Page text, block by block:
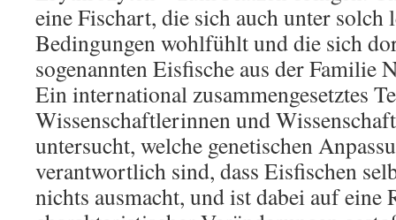
eine Fischart, die sich auch unter solch
Bedingungen wohlfühlt und die sich
sogenannten Eisfische aus der Familie
Ein international zusammengesetztes
Wissenschaftlerinnen und
untersucht, welche genetischen
verantwortlich sind, dass Eisfischen
nichts ausmacht, und ist dabei auf eine